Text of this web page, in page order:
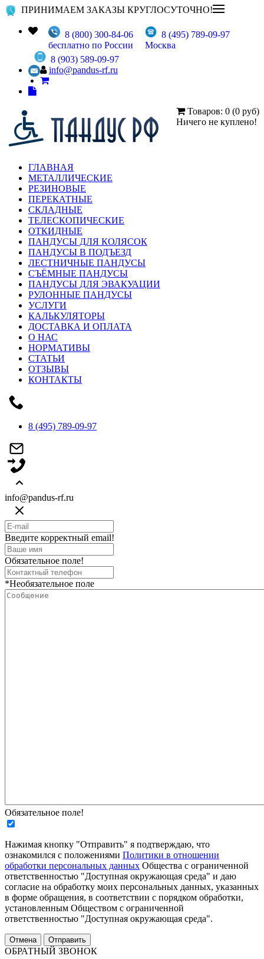
ПРИНИМАЕМ ЗАКАЗЫ КРУГЛОСУТОЧНО!
8 (800) 300-84-06
бесплатно по России
8 (495) 789-09-97
Москва
8 (903) 589-09-97
info@pandus-rf.ru
Товаров: 0 (0 руб)
Ничего не куплено!
ГЛАВНАЯ
МЕТАЛЛИЧЕСКИЕ
РЕЗИНОВЫЕ
ПЕРЕКАТНЫЕ
СКЛАДНЫЕ
ТЕЛЕСКОПИЧЕСКИЕ
ОТКИДНЫЕ
ПАНДУСЫ ДЛЯ КОЛЯСОК
ПАНДУСЫ В ПОДЪЕЗД
ЛЕСТНИЧНЫЕ ПАНДУСЫ
СЪЁМНЫЕ ПАНДУСЫ
ПАНДУСЫ ДЛЯ ЭВАКУАЦИИ
РУЛОННЫЕ ПАНДУСЫ
УСЛУГИ
КАЛЬКУЛЯТОРЫ
ДОСТАВКА И ОПЛАТА
О НАС
НОРМАТИВЫ
СТАТЬИ
ОТЗЫВЫ
КОНТАКТЫ
8 (495) 789-09-97
info@pandus-rf.ru
Введите корректный email!
Обязательное поле!
*Необязательное поле
Обязательное поле!
Нажимая кнопку "Отправить" я подтверждаю, что
ознакомился с положениями Политики в отношении
обработки персональных данных Общества с ограниченной
ответственностью "Доступная окружающая среда" и даю
согласие на обработку моих персональных данных, указанных
в форме обращения, в соответствии с порядком обработки,
установленным Обществом с ограниченной
ответственностью "Доступная окружающая среда".
ОБРАТНЫЙ ЗВОНОК